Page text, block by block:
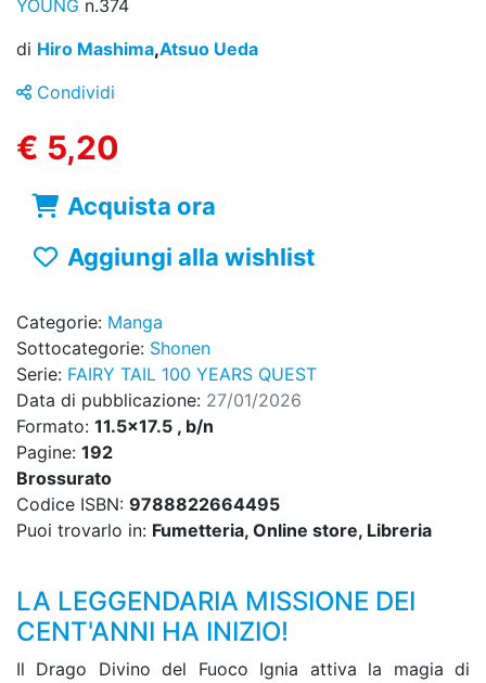
YOUNG n.374
di Hiro Mashima,Atsuo Ueda
Condividi
€ 5,20
Acquista ora
Aggiungi alla wishlist
Categorie: Manga
Sottocategorie: Shonen
Serie: FAIRY TAIL 100 YEARS QUEST
Data di pubblicazione: 27/01/2026
Formato: 11.5x17.5 , b/n
Pagine: 192
Brossurato
Codice ISBN: 9788822664495
Puoi trovarlo in: Fumetteria, Online store, Libreria
LA LEGGENDARIA MISSIONE DEI
CENT'ANNI HA INIZIO!
Il Drago Divino del Fuoco Ignia attiva la magia di